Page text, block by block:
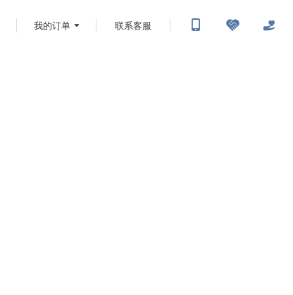
我的订单 联系客服